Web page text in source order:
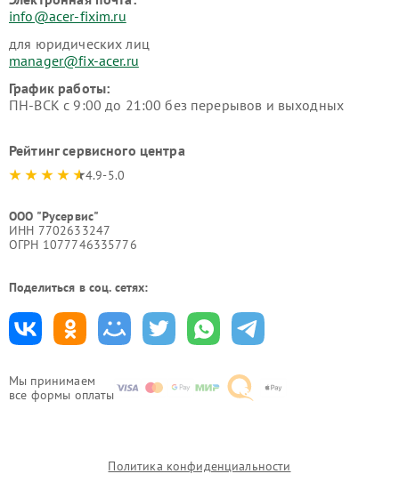
Мы принимаем
все формы оплаты
info@acer-fixim.ru
для юридических лиц
manager@fix-acer.ru
График работы:
ПН-ВСК с 9:00 до 21:00 без перерывов и выходных
Рейтинг сервисного центра
4.9-5.0
ООО "Русервис"
ИНН 7702633247
ОГРН 1077746335776
Поделиться в соц. сетях:
Политика конфиденциальности